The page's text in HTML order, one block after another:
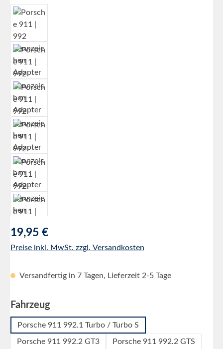
Regulärer Preis:
19,95 €
Preise inkl. MwSt. zzgl. Versandkosten
Versandfertig in 7 Tagen, Lieferzeit 2-5 Tage
Fahrzeugauswählen
Porsche 911 992.1 Turbo / Turbo S
Porsche 911 992.2 GT3
Porsche 911 992.2 GTS